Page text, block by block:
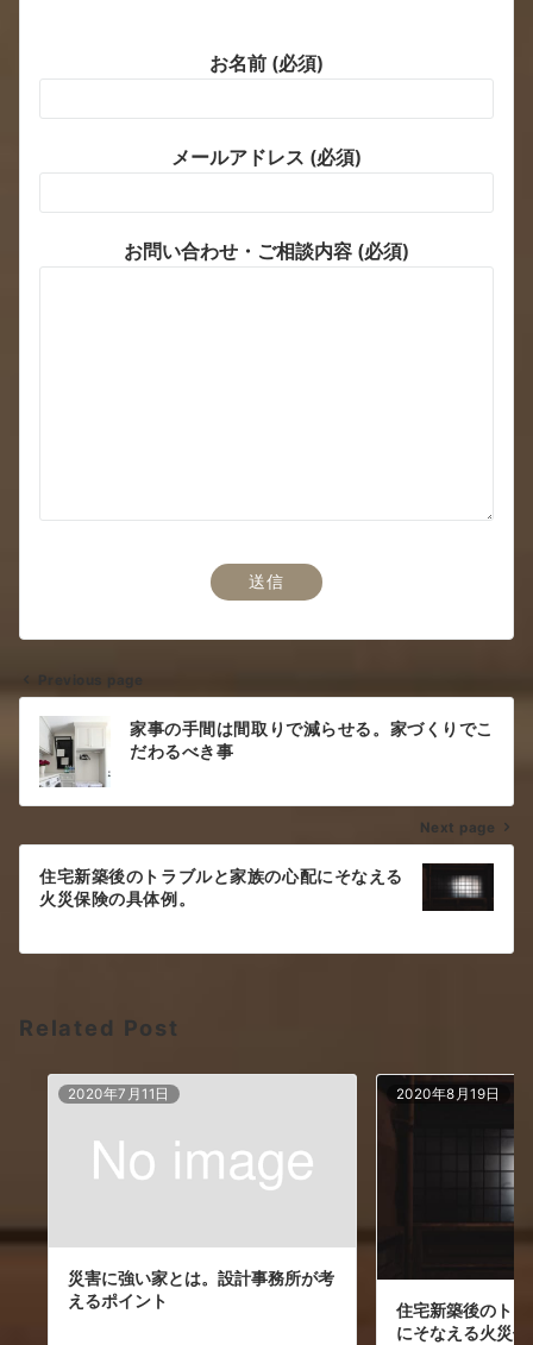
お名前 (必須)
メールアドレス (必須)
お問い合わせ・ご相談内容 (必須)
投
稿
ナ
ビ
ゲ
ー
シ
ン
Previous page
家事の手間は間取りで減らせる。家づくりでこ
だわるべき事
Next page
住宅新築後のトラブルと家族の心配にそなえる
火災保険の具体例。
Related Post
2020年7月11日
災害に強い家とは。設計事務所が考
えるポイント
2020年8月19日
住宅新築後のト
にそなえる火災